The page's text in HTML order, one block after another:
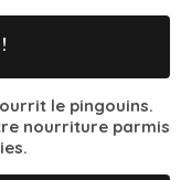
le pingouins.
nourriture parmis